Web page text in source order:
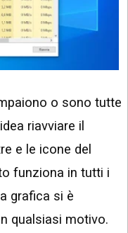
o sono tutte
riavviare il
e le icone del
funziona in tutti i
grafica si è
qualsiasi motivo.